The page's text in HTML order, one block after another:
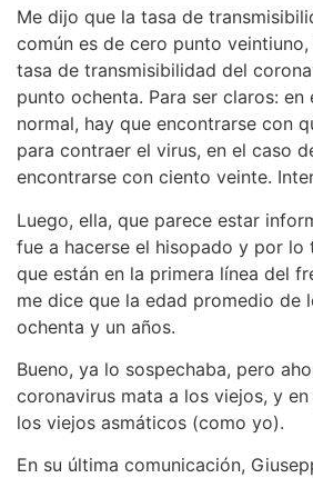
Me dijo que la tasa de
común es de cero punto
tasa de transmisibilidad del
punto ochenta. Para ser claros:
normal, hay que encontrarse con
para contraer el virus, en el caso
encontrarse con ciento veinte.
Luego, ella, que parece estar
fue a hacerse el hisopado y por
que están en la primera línea del
me dice que la edad promedio de
ochenta y un años.
Bueno, ya lo sospechaba, pero
coronavirus mata a los viejos, y
los viejos asmáticos (como yo).
En su última comunicación,